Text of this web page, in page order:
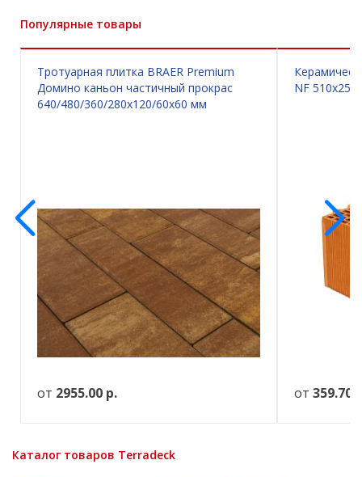
Популярные товары
Тротуарная плитка BRAER Premium
Домино каньон частичный прокрас
640/480/360/280х120/60х60 мм
от 2955.00 р.
NF
от359.70
Каталог товаров Terradeck